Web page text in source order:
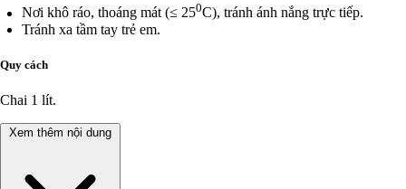
Nơi khô ráo, thoáng mát (≤ 250C), tránh ánh nắng trực tiếp.
Tránh xa tầm tay trẻ em.
Quy cách
Chai 1 lít.
Xem thêm nội dung